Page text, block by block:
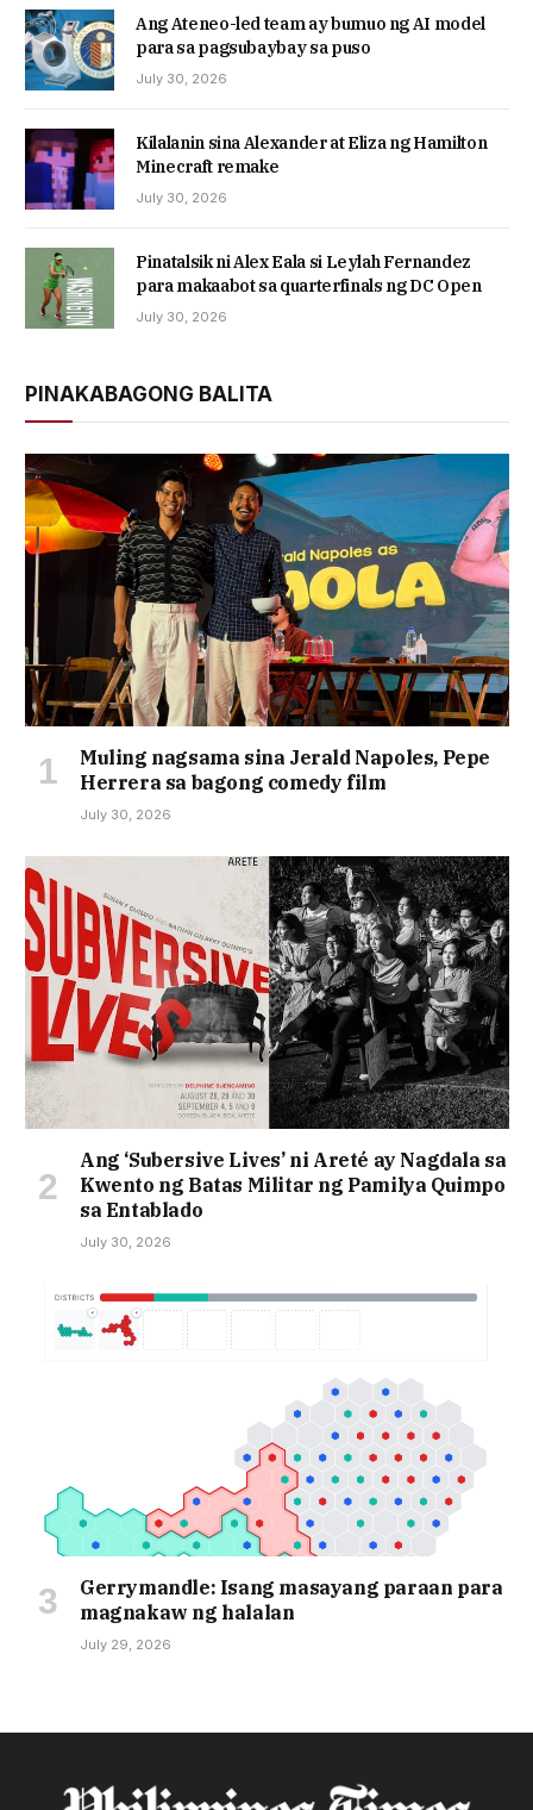
Ang Ateneo-led team ay bumuo ng AI model
para sa pagsubaybay sa puso
July 30, 2026
Kilalanin sina Alexander at Eliza ng Hamilton
Minecraft remake
July 30, 2026
Pinatalsik ni Alex Eala si Leylah Fernandez
para makaabot sa quarterfinals ng DC Open
July 30, 2026
PINAKABAGONG BALITA
Muling nagsama sina Jerald Napoles, Pepe
Herrera sa bagong comedy film
July 30, 2026
Ang ‘Subersive Lives’ ni Areté ay Nagdala sa
Kwento ng Batas Militar ng Pamilya Quimpo
sa Entablado
July 30, 2026
Gerrymandle: Isang masayang paraan para
magnakaw ng halalan
July 29, 2026